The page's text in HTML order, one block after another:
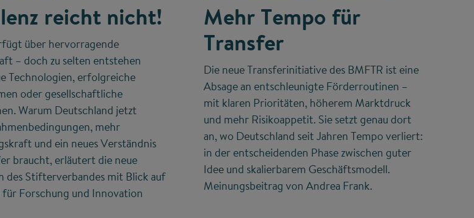
reicht nicht!
über hervorragende
– doch zu selten entstehen
Technologien, erfolgreiche
oder gesellschaftliche
Warum Deutschland jetzt
mehr
und ein neues Verständnis
braucht, erläutert die neue
des Stifterverbandes mit Blick auf
Forschung und Innovation
Mehr Tempo für
Transfer
Die neue Transferinitiative des BMFTR ist eine
Absage an entschleunigte Förderroutinen –
mit klaren Prioritäten, höherem Marktdruck
und mehr Risikoappetit. Sie setzt genau dort
an, wo Deutschland seit Jahren Tempo verliert:
in der entscheidenden Phase zwischen guter
Idee und skalierbarem Geschäftsmodell.
Meinungsbeitrag von Andrea Frank.